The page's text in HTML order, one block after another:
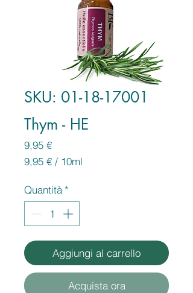
SKU: 01-18-17001
Thym - HE
9,95 €Prezzo
9,95 € / 10ml
ogni
10
Millilitri
Quantità *
Aggiungi al carrello
Acquista ora